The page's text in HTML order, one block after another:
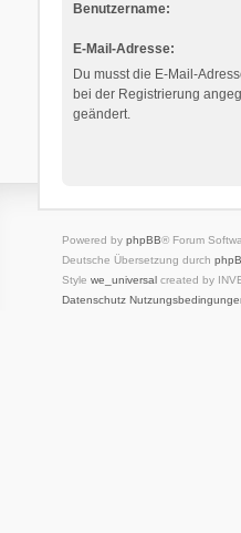
Benutzername:
E-Mail-Adresse:
Du musst die E-Mail-
bei der Registrierung
geändert.
Powered by phpBB® Forum
Deutsche Übersetzung durch
Style we_universalcreated by
Datenschutz